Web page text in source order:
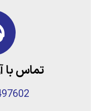
تماس با
– 021